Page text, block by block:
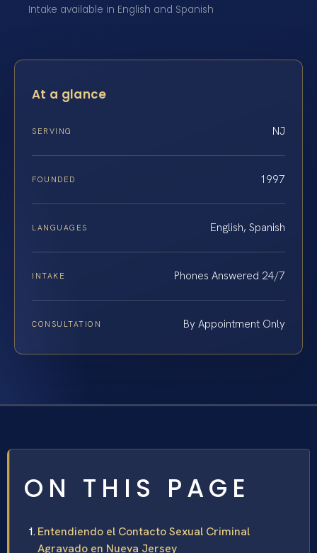
Intake available in English and Spanish
At a glance
SERVING NJ
FOUNDED 1997
LANGUAGES English, Spanish
INTAKE Phones Answered 24/7
CONSULTATION By Appointment Only
ON THIS PAGE
Entendiendo el Contacto Sexual Criminal
Agravado en Nueva Jersey